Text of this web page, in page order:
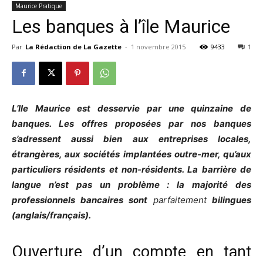
Maurice Pratique
Les banques à l’île Maurice
Par La Rédaction de La Gazette - 1 novembre 2015 1
9433
L’Ile Maurice est desservie par une quinzaine de
banques. Les offres proposées par nos banques
s’adressent aussi bien aux entreprises locales,
étrangères, aux sociétés implantées outre-mer, qu’aux
particuliers résidents et non-résidents. La barrière de
langue n’est pas un problème : la majorité des
professionnels bancaires sont parfaitementbilingues
(anglais/français).
Ouverture d’un compte en tant